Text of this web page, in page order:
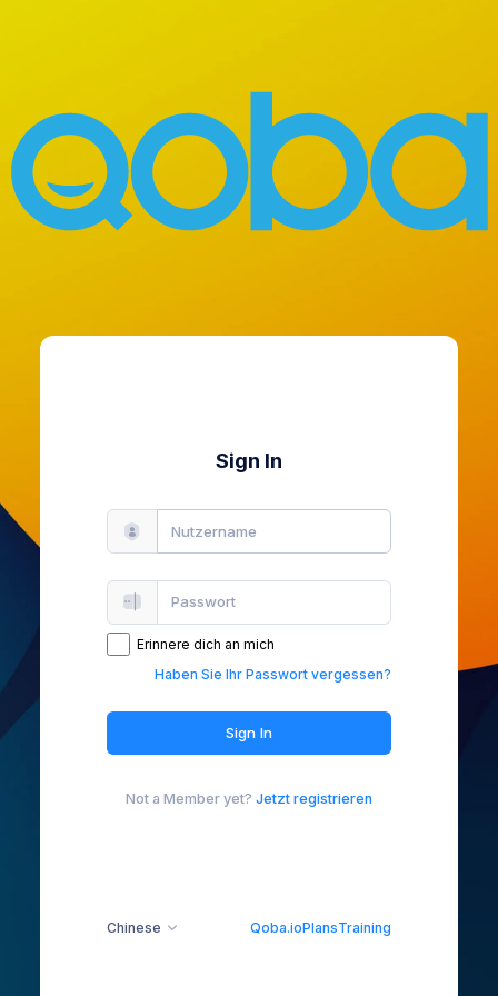
Sign In
Erinnere dich an mich
Haben Sie Ihr Passwort vergessen?
Sign In
Not a Member yet? Jetzt registrieren
Chinese Qoba.ioPlansTraining